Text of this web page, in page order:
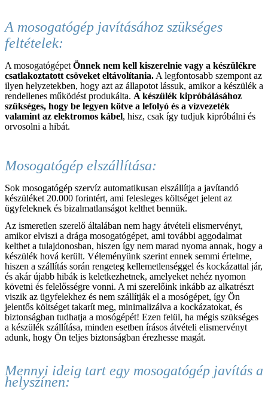
A mosogatógép javításához szükséges
feltételek:
A mosogatógépet Önnek nem kell kiszerelnie vagy a készülékre
csatlakoztatott csöveket eltávolítania. A legfontosabb szempont az
ilyen helyzetekben, hogy azt az állapotot lássuk, amikor a készülék a
rendellenes működést produkálta. A készülék kipróbálásához
szükséges, hogy be legyen kötve a lefolyó és a vízvezeték
valamint az elektromos kábel, hisz, csak így tudjuk kipróbálni és
orvosolni a hibát.
Mosogatógép elszállítása:
Sok mosogatógép szervíz automatikusan elszállítja a javítandó
készüléket 20.000 forintért, ami felesleges költséget jelent az
ügyfeleknek és bizalmatlanságot kelthet bennük.
Az ismeretlen szerelő általában nem hagy átvételi elismervényt,
amikor elviszi a drága mosogatógépet, ami további aggodalmat
kelthet a tulajdonosban, hiszen így nem marad nyoma annak, hogy a
készülék hová került. Véleményünk szerint ennek semmi értelme,
hiszen a szállítás során rengeteg kellemetlenséggel és kockázattal jár,
és akár újabb hibák is keletkezhetnek, amelyeket nehéz nyomon
követni és felelősségre vonni. A mi szerelőink inkább az alkatrészt
viszik az ügyfelekhez és nem szállítják el a mosógépet, így Ön
jelentős költséget takarít meg, minimalizálva a kockázatokat, és
biztonságban tudhatja a mosógépét! Ezen felül, ha mégis szükséges
a készülék szállítása, minden esetben írásos átvételi elismervényt
adunk, hogy Ön teljes biztonságban érezhesse magát.
Mennyi ideig tart egy mosogatógép javítás a
helyszínen: